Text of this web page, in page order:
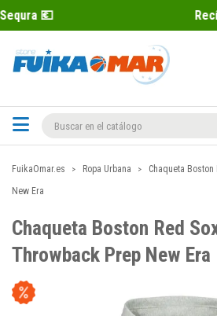
Recíbelo
FuikaOmar.es Ropa Urbana
Chaqueta
New Era
Chaqueta Boston Red
Throwback Prep New Era